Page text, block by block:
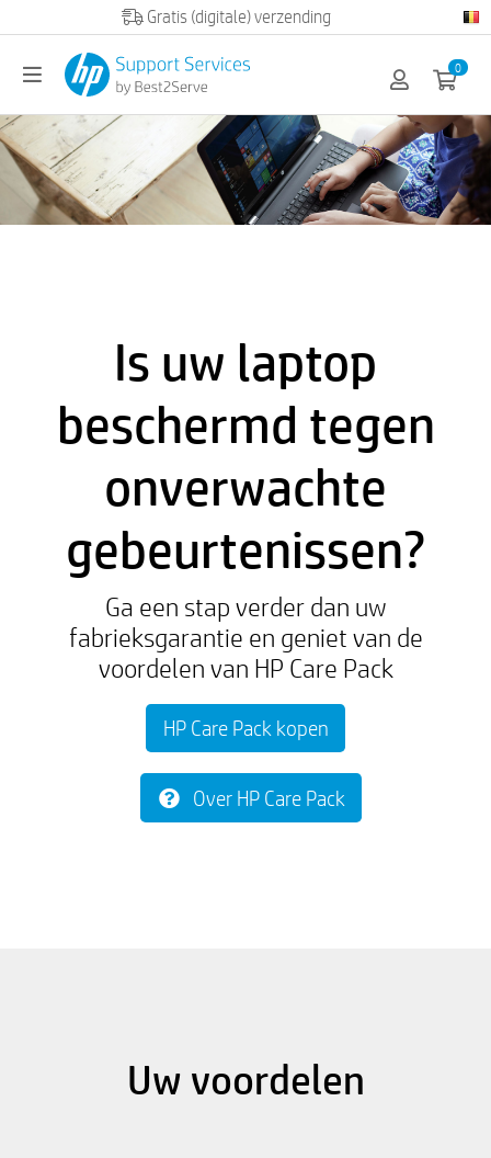
Officiële HP partner
0
Is uw laptop
beschermd tegen
onverwachte
gebeurtenissen?
Ga een stap verder dan uw
fabrieksgarantie en geniet van de
voordelen van HP Care Pack
HP Care Pack kopen
Over HP Care Pack
Uw voordelen